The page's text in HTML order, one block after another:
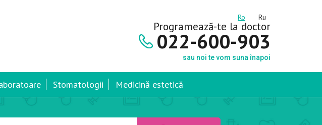
Ro Ru
Programează-te la doctor
022-600-903
sau noi te vom suna înapoi
Stomatologii Medicină estetică